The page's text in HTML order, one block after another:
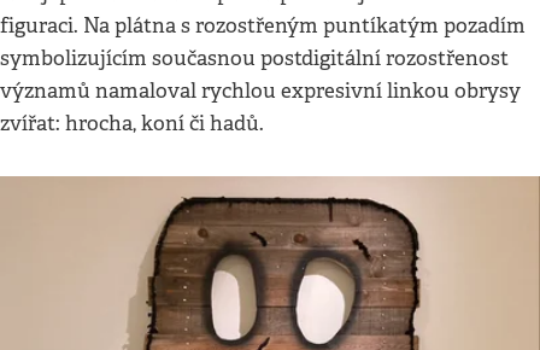
figuraci. Na plátna s rozostřeným puntíkatým pozadím
symbolizujícím současnou postdigitální rozostřenost
významů namaloval rychlou expresivní linkou obrysy
zvířat: hrocha, koní či hadů.